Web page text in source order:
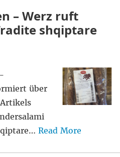
– Werz ruft
shqiptare
über
Read More